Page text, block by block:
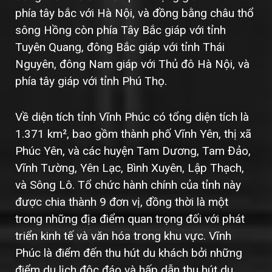
phía tây bắc với Hà Nội, và đồng bằng châu thổ
sông Hồng còn phía Tây Bắc giáp với tỉnh
Tuyên Quang, đông Bắc giáp với tỉnh Thái
Nguyên, đông Nam giáp với Thủ đô Hà Nội, và
phía tây giáp với tỉnh Phú Thọ.
Về diện tích tỉnh Vĩnh Phúc có tổng diện tích là
1.371 km², bao gồm thành phố Vĩnh Yên, thị xã
Phúc Yên, và các huyện Tam Dương, Tam Đảo,
Vĩnh Tường, Yên Lạc, Bình Xuyên, Lập Thạch,
và Sông Lô. Tổ chức hành chính của tỉnh này
được chia thành 9 đơn vị, đồng thời là một
trong những địa điểm quan trọng đối với phát
triển kinh tế và văn hóa trong khu vực. Vĩnh
Phúc là điểm đến thu hút du khách bởi những